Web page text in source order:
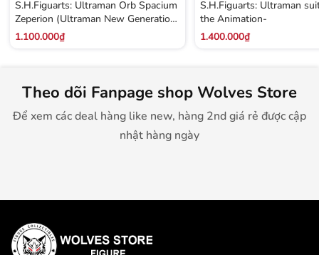
S.H.Figuarts: Ultraman Orb Spacium
Zeperion (Ultraman New Generation
Stars ver.)
1.100.000₫
S.H.Figuarts: Ultraman
the Animation-
1.400.000₫
Theo dõi Fanpage shop Wolves Store
Để xem các deal hàng like new, hàng 2nd giá rẻ được cập
nhật hàng ngày